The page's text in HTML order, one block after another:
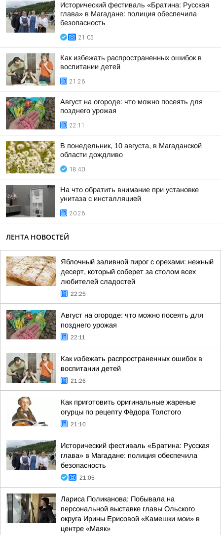
Исторический фестиваль «Братина: Русская
глава» в Магадане: полиция обеспечила
безопасность
21:05
Как избежать распространенных ошибок в
воспитании детей
21:26
Август на огороде: что можно посеять для
позднего урожая
22:11
В понедельник, 10 августа, в Магаданской
области дождливо
18:40
На что обратить внимание при установке
унитаза с инсталляцией
20:26
ЛЕНТА НОВОСТЕЙ
Яблочный заливной пирог с орехами: нежный
десерт, который соберет за столом всех
любителей сладостей
22:25
Август на огороде: что можно посеять для
позднего урожая
22:11
Как избежать распространенных ошибок в
воспитании детей
21:26
Как приготовить оригинальные жареные
огурцы по рецепту Фёдора Толстого
21:10
Исторический фестиваль «Братина: Русская
глава» в Магадане: полиция обеспечила
безопасность
21:05
Лариса Поликанова: Побывала на
персональной выставке главы Ольского
округа Ирины Ерисовой «Камешки мои» в
центре «Маяк»